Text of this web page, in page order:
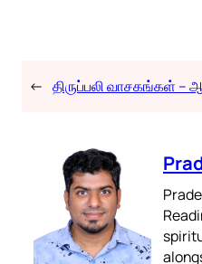
← திருப்பலி வாசகங்கள் –